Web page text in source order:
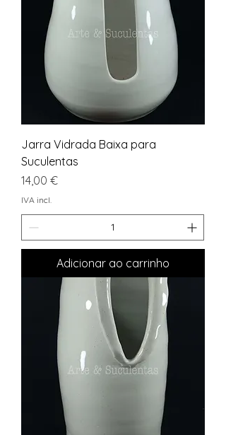
Jarra Vidrada Baixa para
Suculentas
Preço
14,00 €
IVA incl.
Adicionar ao carrinho